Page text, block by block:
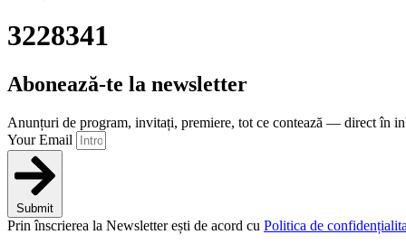
3228341
Abonează-te la newsletter
Anunțuri de program, invitați, premiere, tot ce contează — direct în
Your Email
Submit
Prin înscrierea la Newsletter ești de acord cu Politica de